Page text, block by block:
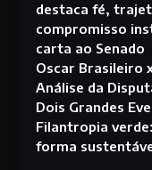
destaca fé,
compromisso
carta ao Senado
Oscar Brasileiro
Análise da
Dois Grandes
Filantropia
forma